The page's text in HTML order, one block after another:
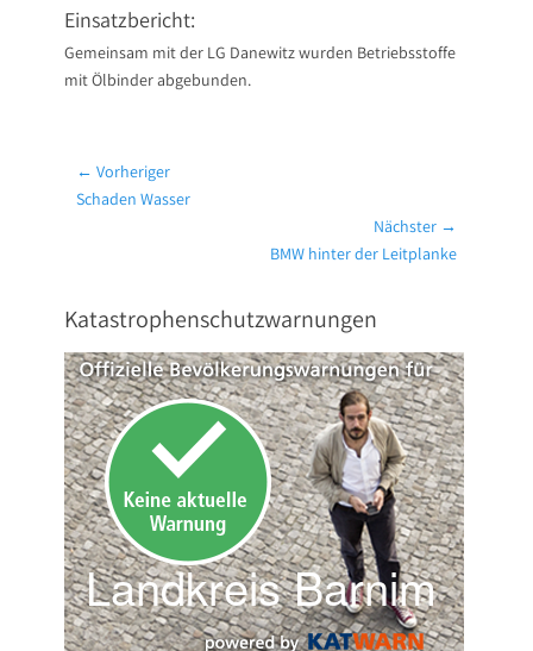
Einsatzbericht:
Gemeinsam mit der LG Danewitz wurden Betriebsstoffe
mit Ölbinder abgebunden.
Beitragsnavigation
← Vorheriger
Vorheriger
Schaden Wasser
Nächster →
BMW hinter der Leitplanke
Katastrophenschutzwarnungen